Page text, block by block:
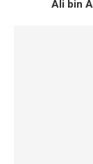
Ali bin